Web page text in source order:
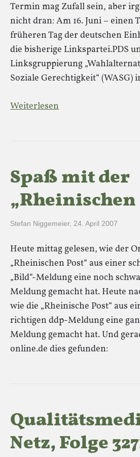
Termin mag Zufall sein, aber
nicht dran: Am 16. Juni – einen
früheren Tag der deutschen
die bisherige Linkspartei.PDS
Linksgruppierung
Soziale Gerechtigkeit“
Weiterlesen
Spaß mit der
„Rheinischen
Stefan Niggemeier, 24. April 2007
Heute mittag gelesen, wie der
„Rheinischen Post“ aus einer
„Bild“-Meldung eine noch
Meldung gemacht hat. Heute
wie die „Rheinische Post“ aus
richtigen ddp-Meldung eine
Meldung gemacht hat. Und
online.de dies gefunden:
Netz, Folge